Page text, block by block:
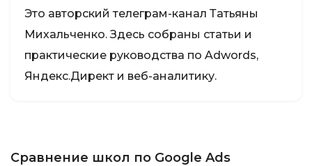
Это авторский телеграм-канал Татьяны
Михальченко. Здесь собраны статьи и
практические руководства по Adwords,
Яндекс.Директ и веб-аналитику.
Сравнение школ по Google Ads